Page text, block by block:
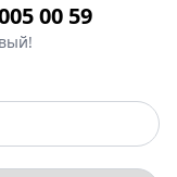
00 59